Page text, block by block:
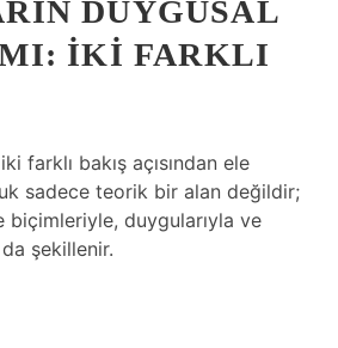
DUYGUSAL
İKI FARKLI
farklı bakış açısından ele
sadece teorik bir alan değildir;
biçimleriyle, duygularıyla ve
şekillenir.